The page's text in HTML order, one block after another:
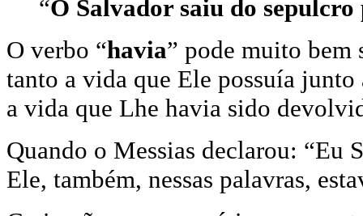
“O Salvador saiu do
O verbo “havia” pode muito bem
tanto a vida que Ele possuía junto
a vida que Lhe havia sido
Quando o Messias declarou: “Eu
Ele, também, nessas palavras,